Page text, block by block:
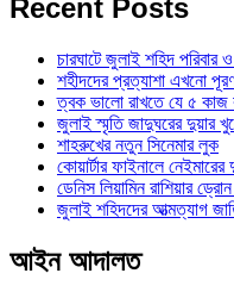
Recent Posts
চারঘাটে জুলাই শহিদ পরিবার
শহীদদের প্রত্যাশা এখনো
ত্বক ভালো রাখতে যে ৫ কাজ
জুলাই স্মৃতি জাদুঘরের দুয়ার
শাহরুখের নতুন সিনেমার লুক
কোয়ার্টার ফাইনালে
ডেনিস লিয়ামিন রাশিয়ার
জুলাই শহিদদের আত্মত্যাগ
আইন আদালত